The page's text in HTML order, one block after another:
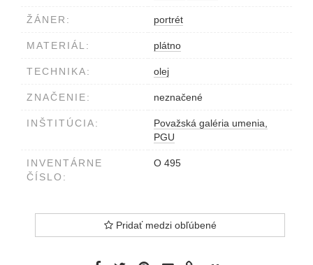
ŽÁNER: portrét
MATERIÁL: plátno
TECHNIKA: olej
ZNAČENIE: neznačené
INŠTITÚCIA:
Považská galéria umenia,
PGU
INVENTÁRNE
ČÍSLO:
O 495
Pridať medzi obľúbené